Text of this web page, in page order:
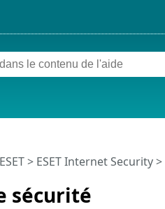
sécurité
> ESET Internet Security>